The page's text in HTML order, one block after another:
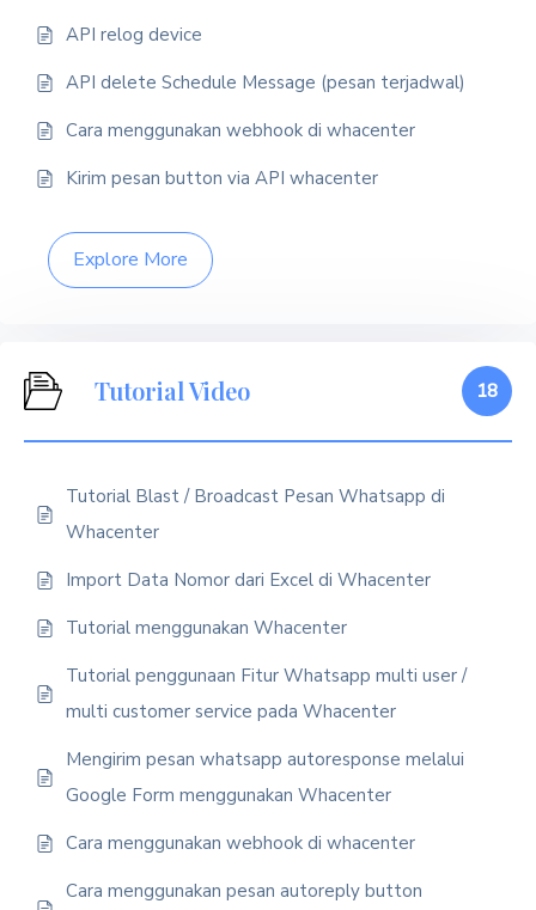
API relog device
API delete Schedule Message (pesan terjadwal)
Cara menggunakan webhook di whacenter
Kirim pesan button via API whacenter
Explore More
Tutorial Video 18
Tutorial Blast / Broadcast Pesan Whatsapp di
Whacenter
Import Data Nomor dari Excel di Whacenter
Tutorial menggunakan Whacenter
Tutorial penggunaan Fitur Whatsapp multi user /
multi customer service pada Whacenter
Mengirim pesan whatsapp autoresponse melalui
Google Form menggunakan Whacenter
Cara menggunakan webhook di whacenter
Cara menggunakan pesan autoreply button